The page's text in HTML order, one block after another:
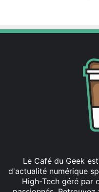
Le Café du Geek
d'actualité numérique
High-Tech géré par